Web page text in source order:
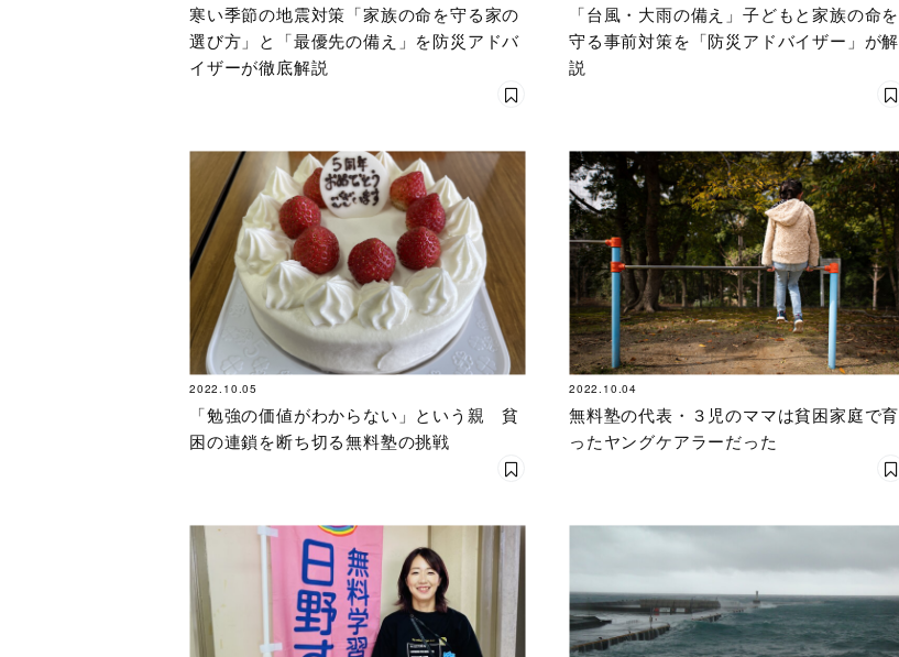
寒い季節の地震対策「家族の命を守る家の
選び方」と「最優先の備え」を防災アドバ
イザーが徹底解説
「台風・大雨の備え」子どもと家族の命を
守る事前対策を「防災アドバイザー」が解
説
2022.10.05
「勉強の価値がわからない」という親 貧
困の連鎖を断ち切る無料塾の挑戦
2022.10.04
無料塾の代表・３児のママは貧困家庭で育
ったヤングケアラーだった